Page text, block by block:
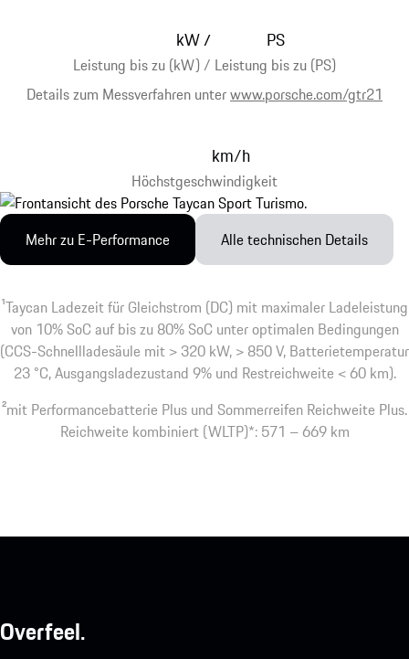
Leistung bis zu (kW) / Leistung bis zu (PS)
Details zum Messverfahren unterwww.porsche.com/gtr21
kW/ PS
Höchstgeschwindigkeit
km/h
Mehr zu E-Performance Alle technischen Details
1Taycan Ladezeit für Gleichstrom (DC) mit maximaler Ladeleistung
von 10% SoC auf bis zu 80% SoC unter optimalen Bedingungen
(CCS-Schnellladesäule mit > 320 kW, > 850 V, Batterietemperatur
23 °C, Ausgangsladezustand 9% und Restreichweite < 60 km).
2mit Performancebatterie Plus und Sommerreifen Reichweite Plus.
Reichweite kombiniert (WLTP)*: 571 – 669 km
Overfeel.